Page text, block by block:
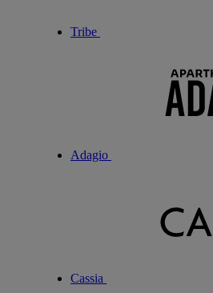
Tribe
Adagio
Cassia